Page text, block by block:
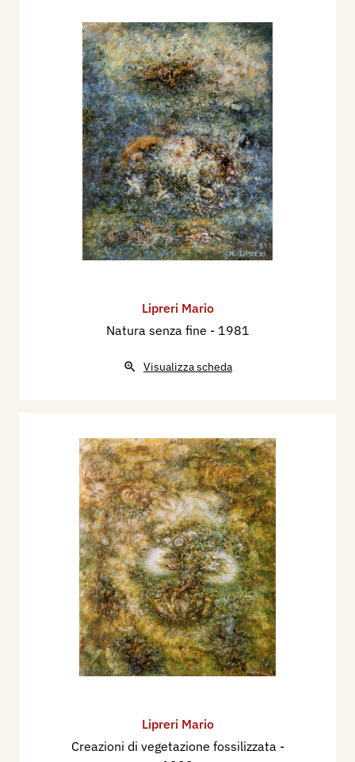
Lipreri Mario
Natura senza fine - 1981
Visualizza scheda
Lipreri Mario
Creazioni di vegetazione fossilizzata -